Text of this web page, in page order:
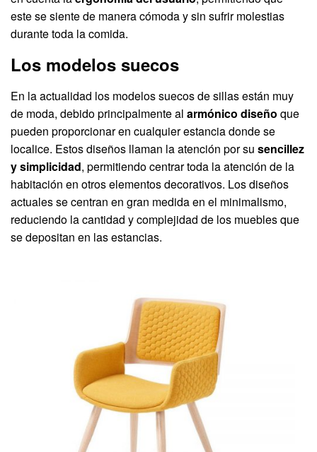
este se siente de manera cómoda y sin sufrir molestias
durante toda la comida.
Los modelos suecos
En la actualidad los modelos suecos de sillas están muy
de moda, debido principalmente al armónico diseño que
pueden proporcionar en cualquier estancia donde se
localice. Estos diseños llaman la atención por su sencillez
y simplicidad, permitiendo centrar toda la atención de la
habitación en otros elementos decorativos. Los diseños
actuales se centran en gran medida en el minimalismo,
reduciendo la cantidad y complejidad de los muebles que
se depositan en las estancias.